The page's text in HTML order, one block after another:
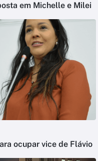
em Michelle e Milei
ocupar vice de Flávio